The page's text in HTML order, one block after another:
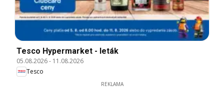
Tesco Hypermarket - leták
05.08.2026- 11.08.2026
Tesco
REKLAMA